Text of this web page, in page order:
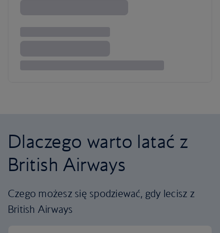
Dlaczego warto latać z
British Airways
Czego możesz się spodziewać, gdy lecisz z
British Airways